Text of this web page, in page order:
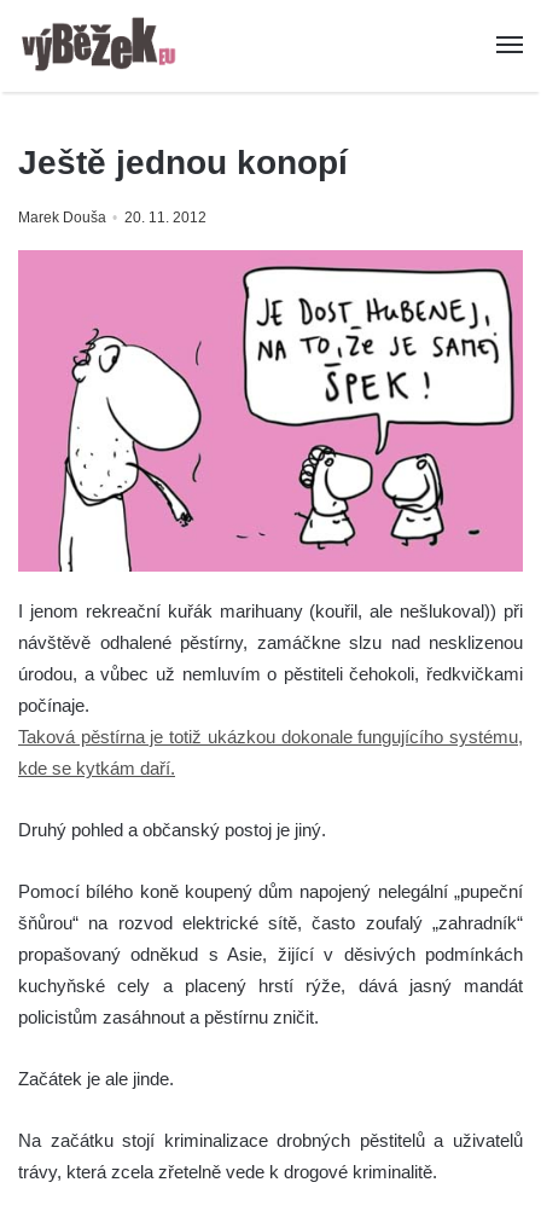
Ještě jednou konopí
Marek Douša 20. 11. 2012
I jenom rekreační kuřák marihuany (kouřil, ale nešlukoval)) při
návštěvě odhalené pěstírny, zamáčkne slzu nad nesklizenou
úrodou, a vůbec už nemluvím o pěstiteli čehokoli, ředkvičkami
počínaje.
Taková pěstírna je totiž ukázkou dokonale fungujícího systému,
kde se kytkám daří.
Druhý pohled a občanský postoj je jiný.
Pomocí bílého koně koupený dům napojený nelegální „pupeční
šňůrou“ na rozvod elektrické sítě, často zoufalý „zahradník“
propašovaný odněkud s Asie, žijící v děsivých podmínkách
kuchyňské cely a placený hrstí rýže, dává jasný mandát
policistům zasáhnout a pěstírnu zničit.
Začátek je ale jinde.
Na začátku stojí kriminalizace drobných pěstitelů a uživatelů
trávy, která zcela zřetelně vede k drogové kriminalitě.